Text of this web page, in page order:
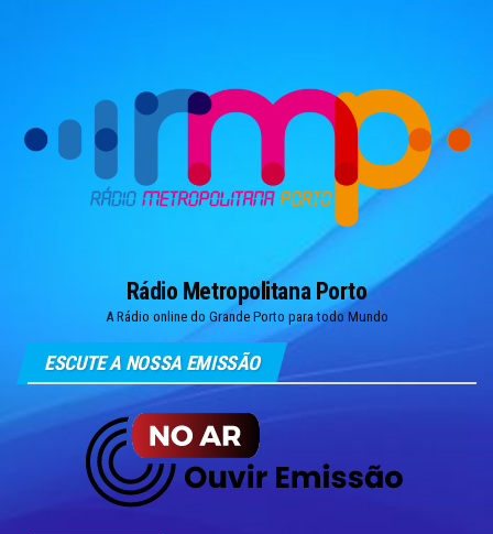
Rádio Metropolitana Porto
A Rádio online do Grande Porto para todo Mundo
ESCUTE A NOSSA EMISSÃO